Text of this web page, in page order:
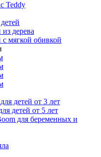
Teddy
дерева
с мягкой обивкой
детей от 3 лет
детей от 5 лет
для беременных и